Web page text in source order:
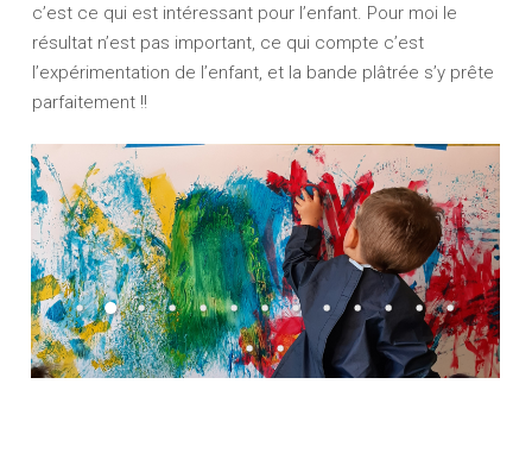
c’est ce qui est intéressant pour l’enfant. Pour moi le
résultat n’est pas important, ce qui compte c’est
l’expérimentation de l’enfant, et la bande plâtrée s’y prête
parfaitement !!